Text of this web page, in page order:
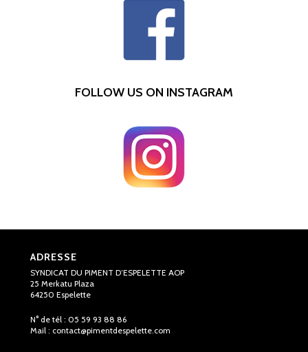
FOLLOW US ON INSTAGRAM
ADRESSE
SYNDICAT DU PIMENT D’ESPELETTE AOP
25 Merkatu Plaza
64250 Espelette
N° de tél : 05 59 93 88 86
Mail : contact@pimentdespelette.com